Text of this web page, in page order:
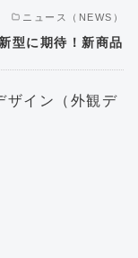
ニュース（NEWS）
型に期待！新商品